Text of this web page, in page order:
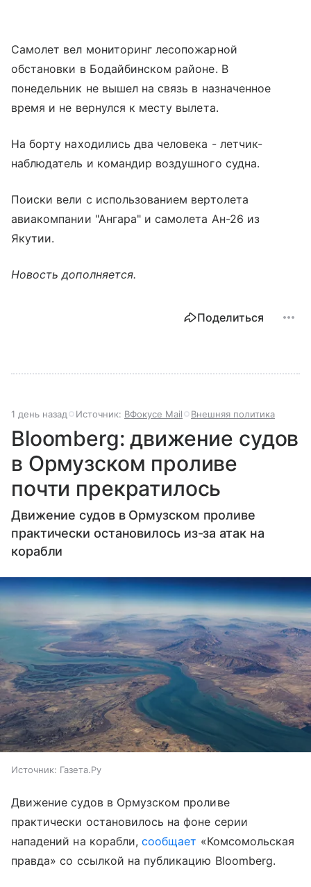
Самолет вел мониторинг лесопожарной
обстановки в Бодайбинском районе. В
понедельник не вышел на связь в назначенное
время и не вернулся к месту вылета.
На борту находились два человека - летчик-
наблюдатель и командир воздушного судна.
Поиски вели с использованием вертолета
авиакомпании "Ангара" и самолета Ан-26 из
Якутии.
Новость дополняется.
Поделиться
1 день назад Источник: ВФокусе Mail Внешняя политика
Bloomberg: движение судов
в Ормузском проливе
почти прекратилось
Движение судов в Ормузском проливе
практически остановилось из-за атак на
корабли
Источник: Газета.Ру
Движение судов в Ормузском проливе
практически остановилось на фоне серии
нападений на корабли,сообщает «Комсомольская
правда» со ссылкой на публикацию Bloomberg.